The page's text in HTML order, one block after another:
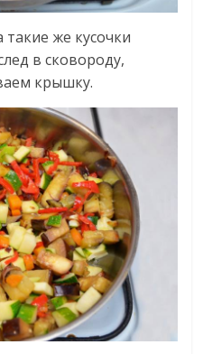
же кусочки
в сковороду,
крышку.